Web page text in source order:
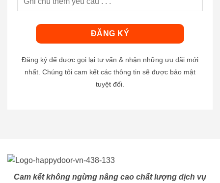
Đăng ký để được gọi lại tư vấn & nhận những ưu đãi mới
nhất. Chúng tôi cam kết các thông tin sẽ được bảo mật
tuyệt đối.
Cam kết không ngừng nâng cao chất lượng dịch vụ